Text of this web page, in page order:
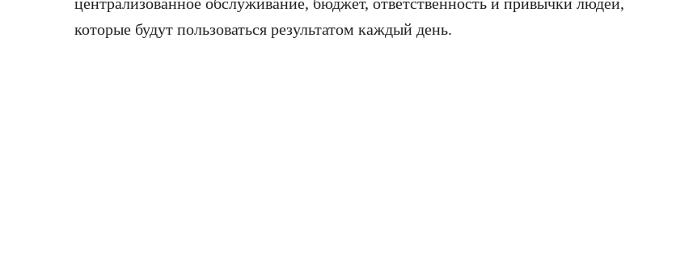
которые будут пользоваться результатом каждый день.